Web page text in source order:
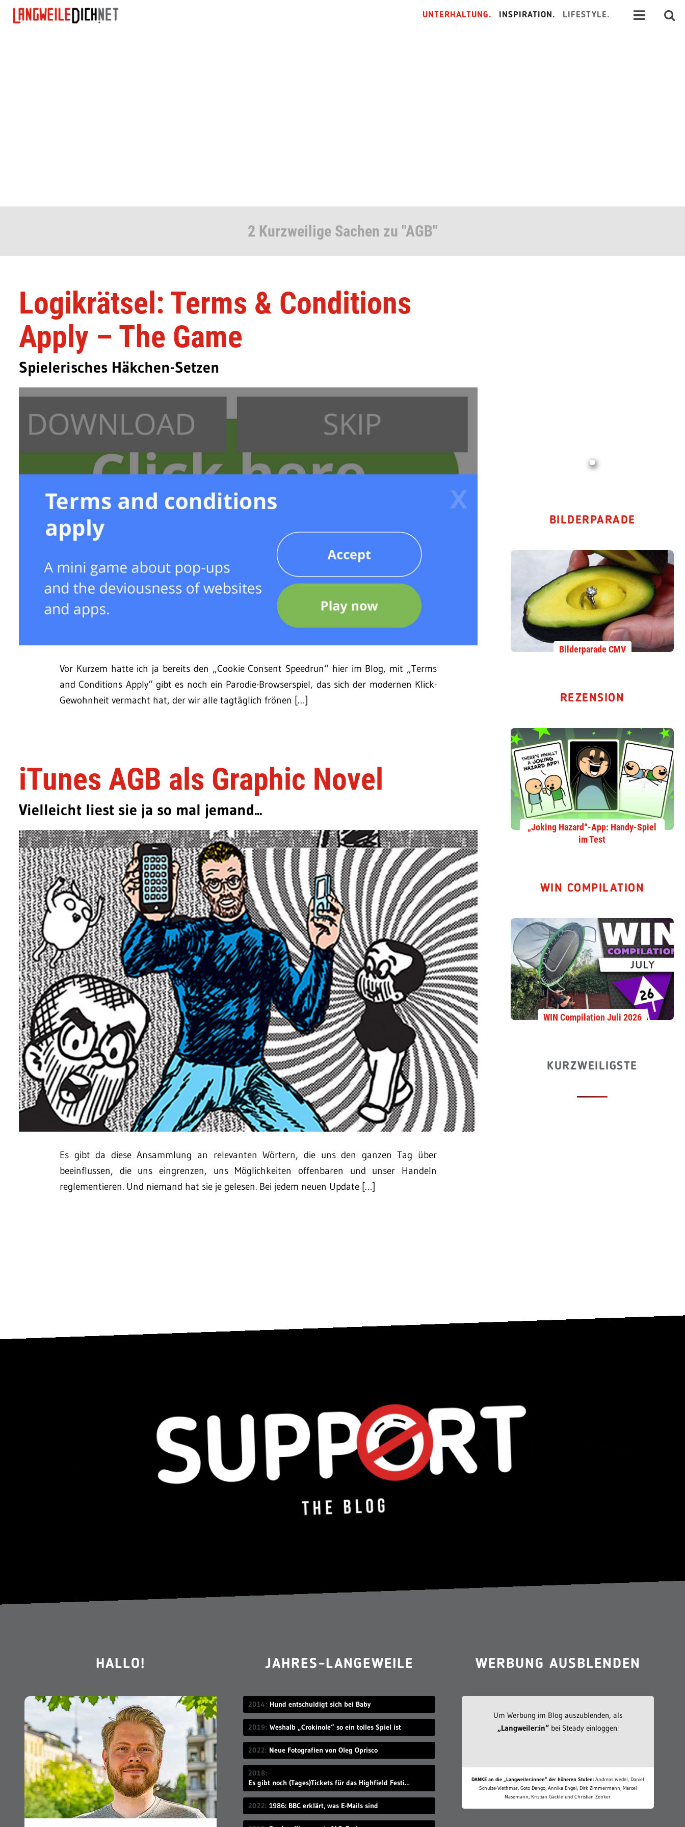
UNTERHALTUNG. INSPIRATION. LIFESTYLE.
2 Kurzweilige Sachen zu "AGB"
Logikrätsel: Terms & Conditions
Apply – The Game
Spielerisches Häkchen-Setzen
Vor Kurzem hatte ich ja bereits den „Cookie Consent Speedrun“ hier im Blog, mit „Terms
and Conditions Apply“ gibt es noch ein Parodie-Browserspiel, das sich der modernen Klick-
Gewohnheit vermacht hat, der wir alle tagtäglich frönen […]
iTunes AGB als Graphic Novel
Vielleicht liest sie ja so mal jemand...
Es gibt da diese Ansammlung an relevanten Wörtern, die uns den ganzen Tag über
beeinflussen, die uns eingrenzen, uns Möglichkeiten offenbaren und unser Handeln
reglementieren. Und niemand hat sie je gelesen. Bei jedem neuen Update […]
BILDERPARADE
Bilderparade CMV
REZENSION
„Joking Hazard“-App: Handy-Spiel
im Test
WIN COMPILATION
WIN Compilation Juli 2026
KURZWEILIGSTE
HALLO! JAHRES-LANGEWEILE
2014 Hund entschuldigt sich bei Baby
2019 Weshalb „Crokinole“ so ein tolles Spiel ist
2022 Neue Fotografien von Oleg Oprisco
2018
Es gibt noch (Tages)Tickets für das Highfield Festival 2018
2022 1986: BBC erklärt, was E-Mails sind
WERBUNG AUSBLENDEN
Um Werbung im Blog auszublenden, als
„Langweiler:in“bei Steady einloggen:
DANKE an die „Langweiler:innen“ der höheren Stufen: Andreas Wedel, Daniel
Schulze-Wethmar, Goto Dengo, Annika Engel, Dirk Zimmermann, Marcel
Nasemann, Kristian Gäckle und Christian Zenker.